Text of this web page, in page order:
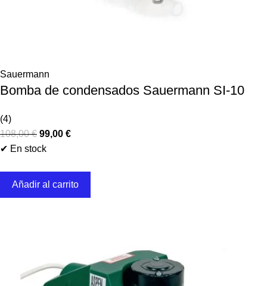
Sauermann
Bomba de condensados Sauermann SI-10
(4)
108,00€ 99,00 €
✔ En stock
Añadir al carrito